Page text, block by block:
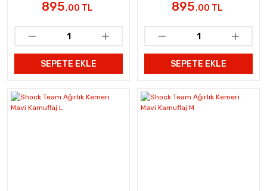
895.00 TL
SEPETE EKLE
895.00 TL
SEPETE EKLE